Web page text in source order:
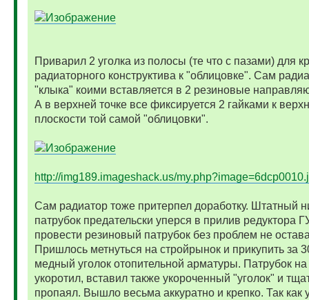
Приварил 2 уголка из полосы (те что с пазами) для
радиаторного конструктива к "облицовке". Сам
"клыка" коими вставляется в 2 резиновые
А в верхней точке все фиксируется 2 гайками к
плоскости той самой "облицовки".
http://img189.imageshack.us/
Сам радиатор тоже притерпел доработку. Штатный
патрубок предательски уперся в прилив редуктора
провести резиновый патрубок без проблем не
Пришлось метнуться на стройрынок и прикупить за
медный уголок отопительной арматуры. Патрубок
укоротил, вставил также укороченный "уголок" и
пропаял. Вышло весьма аккуратно и крепко. Так как